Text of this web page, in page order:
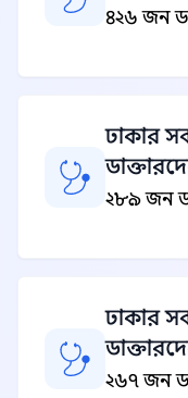
৪২৬ জন
ঢাকার
২৮৯ জন
ঢাকার
২৬৭ জন